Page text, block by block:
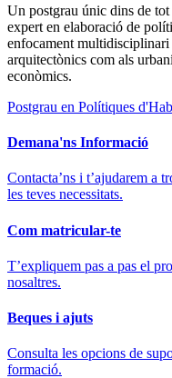
Un postgrau únic dins de
expert en elaboració de
enfocament multidisciplinari
arquitectònics com als
econòmics.
Postgrau en Polítiques
Demana'ns Informació
Contacta’ns i t’ajudarem a
les teves necessitats.
Com matricular-te
T’expliquem pas a pas el
nosaltres.
Beques i ajuts
Consulta les opcions de
formació.